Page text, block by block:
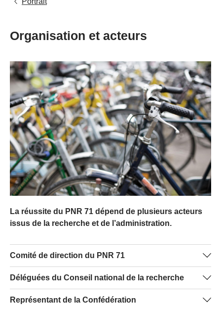
Organisation et acteurs
La réussite du PNR 71 dépend de plusieurs acteurs
issus de la recherche et de l’administration.
Comité de direction du PNR 71
Prof. Dr. Andreas Balthasar, Politikwissenschaftliches
Seminar, Universität Luzern (président)
Dr. Konrad Götz, Institut für sozial-ökologische
Déléguées du Conseil national de la recherche
Prof. Dr. Claudia R. Binder, Laboratoire de relations
Représentant de la Confédération